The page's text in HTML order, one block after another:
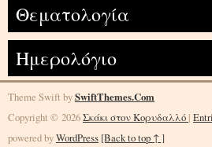
Θεματολογία
Ημερολόγιο
Theme Swift bySwiftThemes.Com
Copyright © 2026Σκάκι στον Κορυδαλλό |
powered byWordPress [Back to top ↑ ]